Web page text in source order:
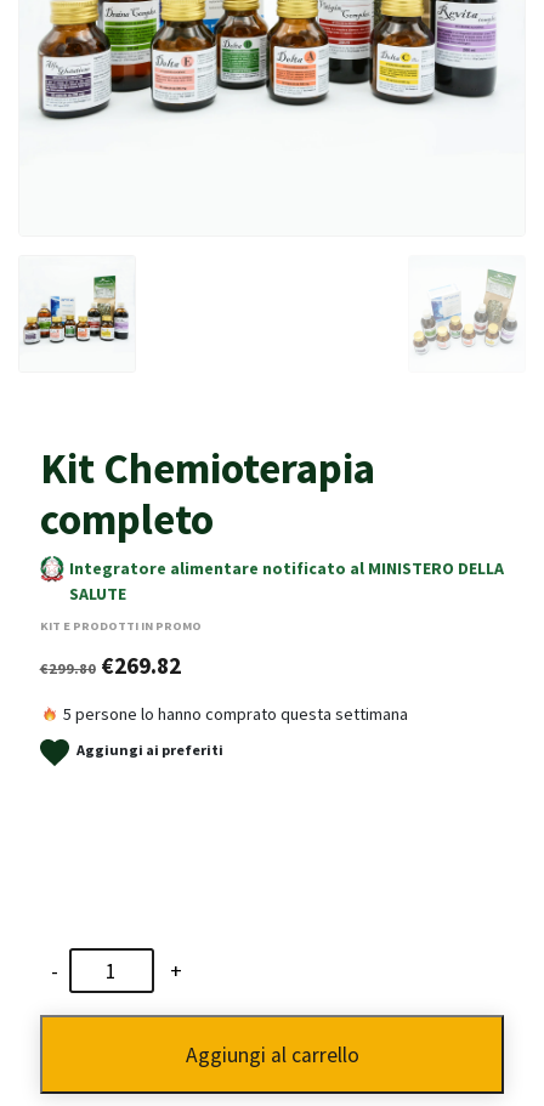
Kit Chemioterapia
completo
Integratore alimentare notificato al MINISTERO DELLA
SALUTE
KIT E PRODOTTI IN PROMO
€299.80 Il
originale
era:
€269.82Il
attuale
è:
5 persone lo hanno comprato questa settimana
Aggiungi ai preferiti
-
Chemioterapia
completo
+
Aggiungi al carrello